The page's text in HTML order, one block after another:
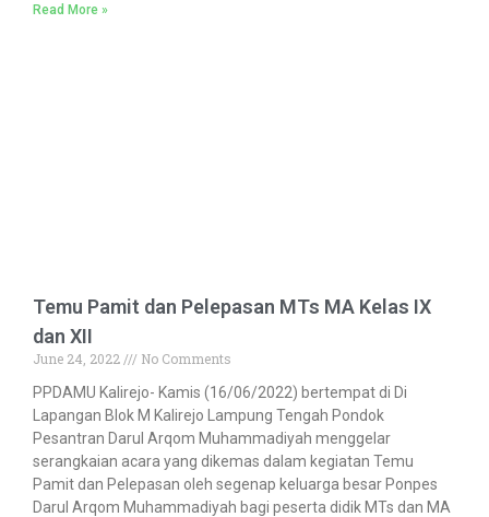
Read More »
Temu Pamit dan Pelepasan MTs MA Kelas IX
dan XII
June 24, 2022
No Comments
PPDAMU Kalirejo- Kamis (16/06/2022) bertempat di Di
Lapangan Blok M Kalirejo Lampung Tengah Pondok
Pesantran Darul Arqom Muhammadiyah menggelar
serangkaian acara yang dikemas dalam kegiatan Temu
Pamit dan Pelepasan oleh segenap keluarga besar Ponpes
Darul Arqom Muhammadiyah bagi peserta didik MTs dan MA